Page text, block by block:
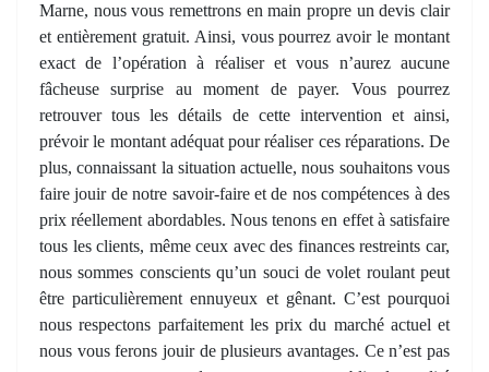
Marne, nous vous remettrons en main propre un devis clair
et entièrement gratuit. Ainsi, vous pourrez avoir le montant
exact de l’opération à réaliser et vous n’aurez aucune
fâcheuse surprise au moment de payer. Vous pourrez
retrouver tous les détails de cette intervention et ainsi,
prévoir le montant adéquat pour réaliser ces réparations. De
plus, connaissant la situation actuelle, nous souhaitons vous
faire jouir de notre savoir-faire et de nos compétences à des
prix réellement abordables. Nous tenons en effet à satisfaire
tous les clients, même ceux avec des finances restreints car,
nous sommes conscients qu’un souci de volet roulant peut
être particulièrement ennuyeux et gênant. C’est pourquoi
nous respectons parfaitement les prix du marché actuel et
nous vous ferons jouir de plusieurs avantages. Ce n’est pas